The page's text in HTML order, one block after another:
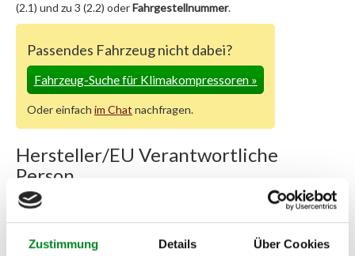
Zustimmung Details Über Cookies
(2.1) und zu 3 (2.2) oderFahrgestellnummer.
Passendes Fahrzeug nicht dabei?
Fahrzeug-Suche für Klimakompressoren»
Oder einfach im Chat nachfragen.
Hersteller/EU Verantwortliche
Person
Hersteller
Unternehmensname:
TMC Turbolader Manufaktur Coesfeld